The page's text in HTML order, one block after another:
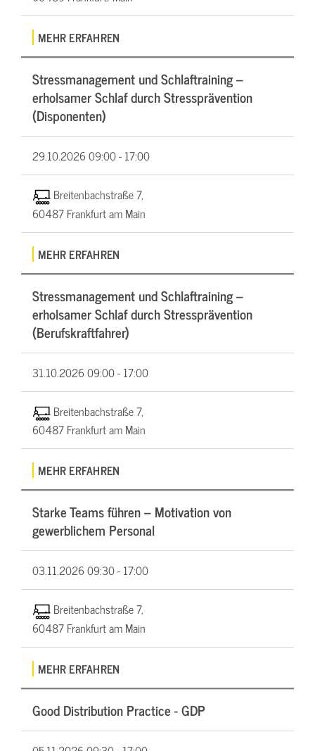
MEHR ERFAHREN
Stressmanagement und Schlaftraining –
erholsamer Schlaf durch Stressprävention
(Disponenten)
29.10.202609:00 - 17:00
Breitenbachstraße 7,
60487 Frankfurt am Main
MEHR ERFAHREN
Stressmanagement und Schlaftraining –
erholsamer Schlaf durch Stressprävention
(Berufskraftfahrer)
31.10.202609:00 - 17:00
Breitenbachstraße 7,
60487 Frankfurt am Main
MEHR ERFAHREN
Starke Teams führen – Motivation von
gewerblichem Personal
03.11.202609:30 - 17:00
Breitenbachstraße 7,
60487 Frankfurt am Main
MEHR ERFAHREN
Good Distribution Practice - GDP